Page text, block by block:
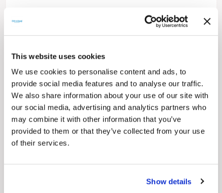
This website uses cookies
We use cookies to personalise content and ads, to
provide social media features and to analyse our traffic.
We also share information about your use of our site with
our social media, advertising and analytics partners who
may combine it with other information that you’ve
provided to them or that they’ve collected from your use
of their services.
Show details
TommaTech ABS+PC Kasa 12.8V-200Ah Marine
Batarya
Aktif Akıllı Yönetim Sistemi
Uzun Kullanım Ömrü
Yenilikçi Tasarım ve Isıya Dayanıklı Yapı
Sürdürülebilir Enerji